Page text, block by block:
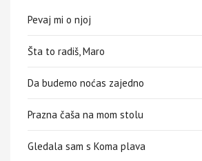
Pevaj mi o njoj
Šta to radiš, Maro
Da budemo noćas zajedno
Prazna čaša na mom stolu
Gledala sam s Koma plava